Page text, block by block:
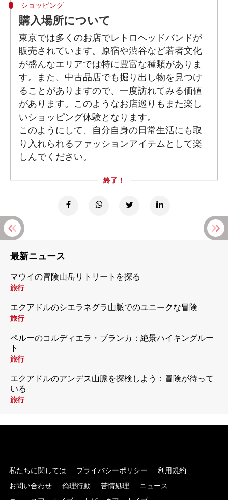
ショッピング
購入場所について
東京では多くのお店でレトロヘッドバンドが
販売されています。原宿や渋谷など若者文化
が盛んなエリアでは特に豊富な種類がありま
す。また、中古品店でも掘り出し物を見つけ
ることがありますので、一度訪れてみる価値
があります。このようなお店巡りもまた楽し
いショッピング体験となります。
このようにして、自分自身の日常生活にも取
り入れられるファッションアイテムとして楽
しんでください。
終了！
最新ニュース
マウイの冒険山岳リトリートを探る
旅行
エクアドルのシエラネグラ山脈でのユニークな冒険
旅行
ペルーのコルディエラ・ブランカ：絶景ハイキングルー
ト
旅行
エクアドルのアンデス山脈を探検しよう：冒険が待って
いる
旅行
私たちに関しては プライバシーポリシー
利用規約
お問い合わせ
倫理行動 苦情処理
ニュース